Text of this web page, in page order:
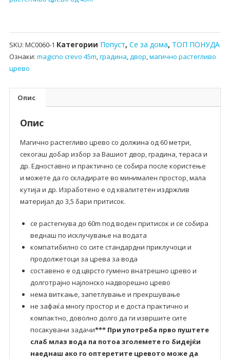
SKU: MC0060-1 Категории Попуст, Се за дома, ТОП ПОНУДА
Ознаки: magicno crevo 45m,градина,двор,магично растегливо
црево
Опис
Опис
Магично растегливо црево со должина од 60 метри,
секогаш добар избор за Вашиот двор, градина, тераса и
др. Едноставно и практично се собира после користење
и можете да го складирате во минимален простор, мала
кутија и др. Изработено е од квалитетен издржлив
материјал до 3,5 бари притисок.
се растегнува до 60m под воден притисок и се собира
веднаш по исклучување на водата
компатибилно со сите стандардни приклучоци и
продолжетоци за црева за вода
составено е од цврсто гумено внатрешно црево и
долготрајно најлонско надворешно црево
нема виткање, запетлување и прекршување
не зафаќа многу простор и е доста практично и
компактно, доволно долго да ги извршите сите
посакувани задачи*** При употреба прво пуштете
слаб млаз вода па потоа зголемете го бидејќи
наеднаш ако го оптеретите цревото може да